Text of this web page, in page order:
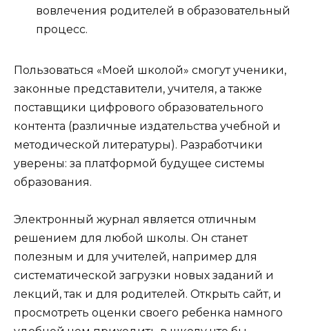
вовлечения родителей в образовательный
процесс.
Пользоваться «Моей школой» смогут ученики,
законные представители, учителя, а также
поставщики цифрового образовательного
контента (различные издательства учебной и
методической литературы). Разработчики
уверены: за платформой будущее системы
образования.
Электронный журнал является отличным
решением для любой школы. Он станет
полезным и для учителей, например для
систематической загрузки новых заданий и
лекций, так и для родителей. Открыть сайт, и
просмотреть оценки своего ребенка намного